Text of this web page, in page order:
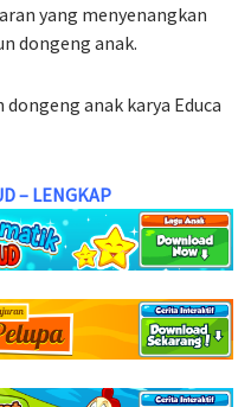
yang menyenangkan
dongeng anak.
anak karya Educa
– LENGKAP